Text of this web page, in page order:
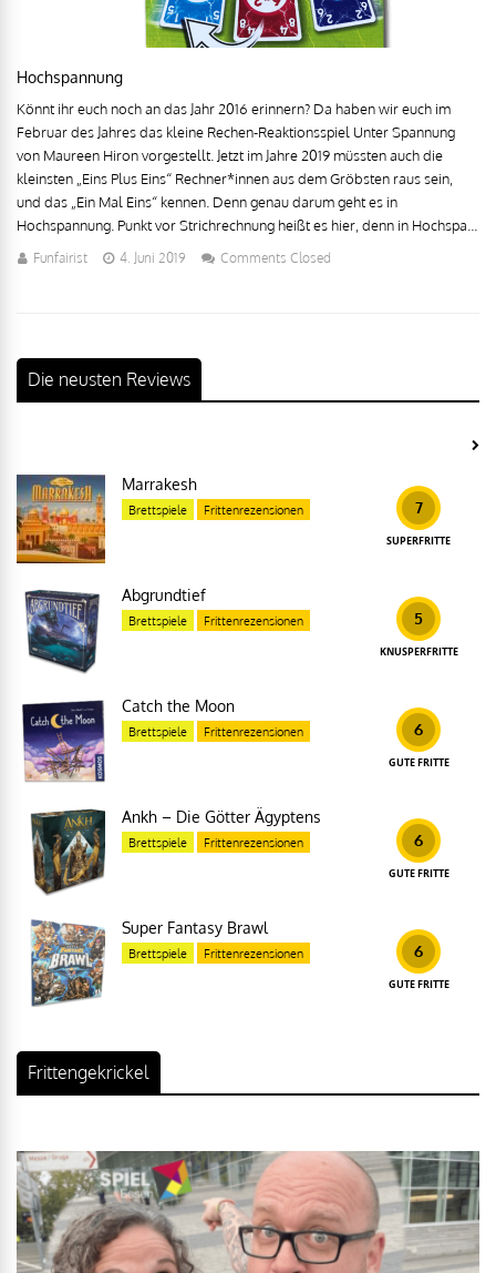
Hochspannung
Könnt ihr euch noch an das Jahr 2016 erinnern? Da haben wir euch im
Februar des Jahres das kleine Rechen-Reaktionsspiel Unter Spannung
von Maureen Hiron vorgestellt. Jetzt im Jahre 2019 müssten auch die
kleinsten „Eins Plus Eins“ Rechner*innen aus dem Gröbsten raus sein,
und das „Ein Mal Eins“ kennen. Denn genau darum geht es in
Hochspannung. Punkt vor Strichrechnung heißt es hier, denn in Hochspa...
Funfairist 4. Juni 2019 Comments Closed
Die neusten Reviews
7
SUPERFRITTE
Marrakesh
Brettspiele Frittenrezensionen
5
KNUSPERFRITTE
Abgrundtief
Brettspiele Frittenrezensionen
6
GUTE FRITTE
Catch the Moon
Brettspiele Frittenrezensionen
6
GUTE FRITTE
Ankh – Die Götter Ägyptens
Brettspiele Frittenrezensionen
6
GUTE FRITTE
Super Fantasy Brawl
Brettspiele Frittenrezensionen
Frittengekrickel